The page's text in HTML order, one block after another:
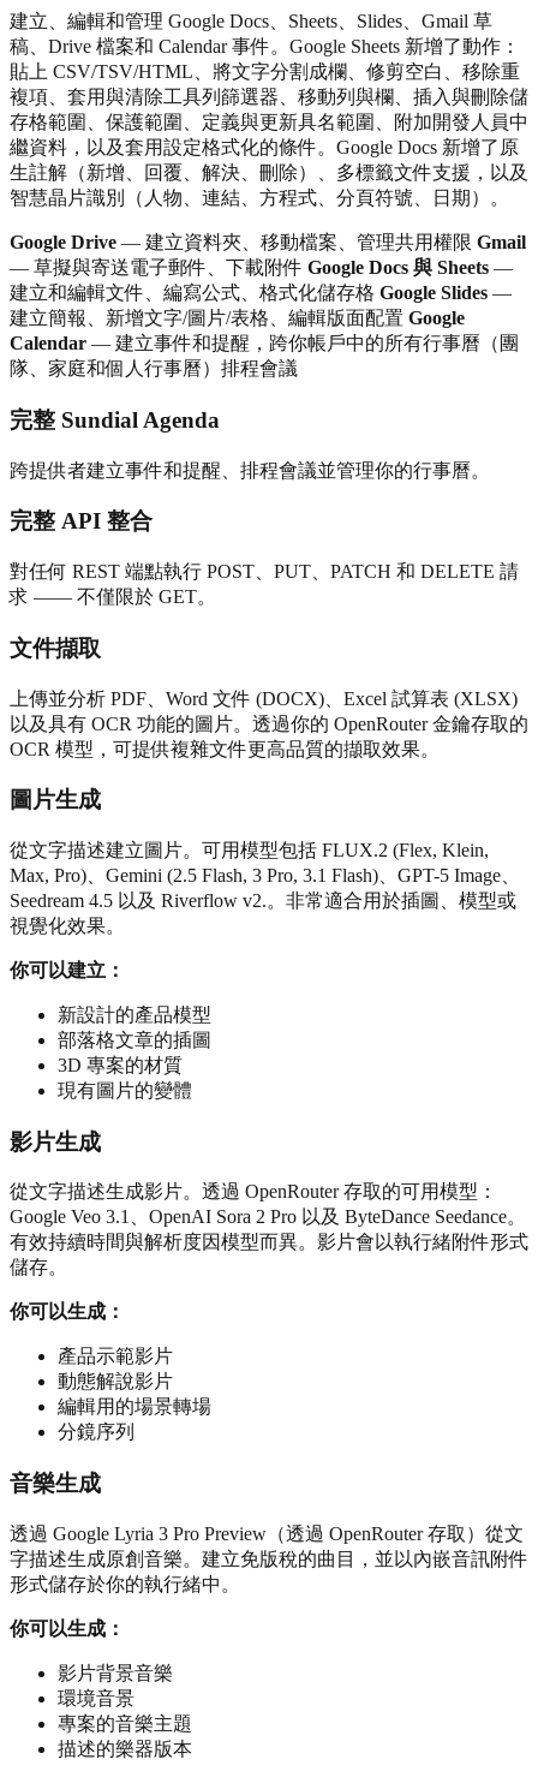
建立、編輯和管理 Google Docs、Sheets、Slides、Gmail 草
稿、Drive 檔案和 Calendar 事件。Google Sheets 新增了動作：
貼上 CSV/TSV/HTML、將文字分割成欄、修剪空白、移除重
複項、套用與清除工具列篩選器、移動列與欄、插入與刪除儲
存格範圍、保護範圍、定義與更新具名範圍、附加開發人員中
繼資料，以及套用設定格式化的條件。Google Docs 新增了原
生註解（新增、回覆、解決、刪除）、多標籤文件支援，以及
智慧晶片識別（人物、連結、方程式、分頁符號、日期）。
Google Drive — 建立資料夾、移動檔案、管理共用權限 Gmail
— 草擬與寄送電子郵件、下載附件 Google Docs 與 Sheets —
建立和編輯文件、編寫公式、格式化儲存格 Google Slides —
建立簡報、新增文字/圖片/表格、編輯版面配置 Google
Calendar — 建立事件和提醒，跨你帳戶中的所有行事曆（團
隊、家庭和個人行事曆）排程會議
完整 Sundial Agenda
跨提供者建立事件和提醒、排程會議並管理你的行事曆。
完整 API 整合
對任何 REST 端點執行 POST、PUT、PATCH 和 DELETE 請
求 —— 不僅限於 GET。
文件擷取
上傳並分析 PDF、Word 文件 (DOCX)、Excel 試算表 (XLSX)
以及具有 OCR 功能的圖片。透過你的 OpenRouter 金鑰存取的
OCR 模型，可提供複雜文件更高品質的擷取效果。
圖片生成
從文字描述建立圖片。可用模型包括 FLUX.2 (Flex, Klein,
Max, Pro)、Gemini (2.5 Flash, 3 Pro, 3.1 Flash)、GPT-5 Image、
Seedream 4.5 以及 Riverflow v2.。非常適合用於插圖、模型或
視覺化效果。
你可以建立：
新設計的產品模型
部落格文章的插圖
3D 專案的材質
現有圖片的變體
影片生成
從文字描述生成影片。透過 OpenRouter 存取的可用模型：
Google Veo 3.1、OpenAI Sora 2 Pro 以及 ByteDance Seedance。
有效持續時間與解析度因模型而異。影片會以執行緒附件形式
儲存。
你可以生成：
產品示範影片
動態解說影片
編輯用的場景轉場
分鏡序列
音樂生成
透過 Google Lyria 3 Pro Preview（透過 OpenRouter 存取）從文
字描述生成原創音樂。建立免版稅的曲目，並以內嵌音訊附件
形式儲存於你的執行緒中。
你可以生成：
影片背景音樂
環境音景
專案的音樂主題
描述的樂器版本